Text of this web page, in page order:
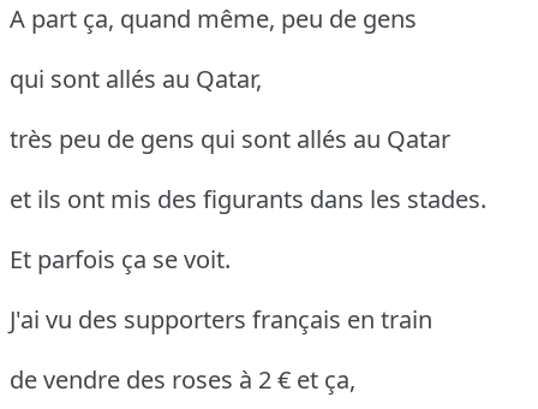
A part ça, quand même, peu de gens
qui sont allés au Qatar,
très peu de gens qui sont allés au Qatar
et ils ont mis des figurants dans les stades.
Et parfois ça se voit.
J'ai vu des supporters français en train
de vendre des roses à 2 € et ça,